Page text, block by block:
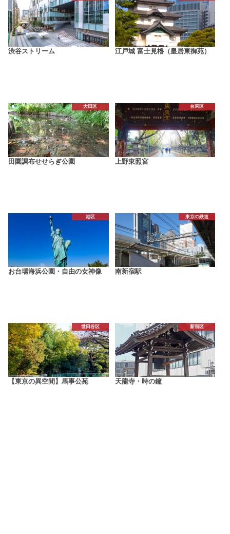
渋谷ストリーム 江戸城 富士見櫓（皇居東御苑）
大田区
田園調布せせらぎ公園
台東区
上野東照宮
港区
お台場海浜公園・自由の女神像
東京の鉄道
南新宿駅
世田谷区
【東京の異空間】馬事公苑
新宿区
天龍寺・時の鐘